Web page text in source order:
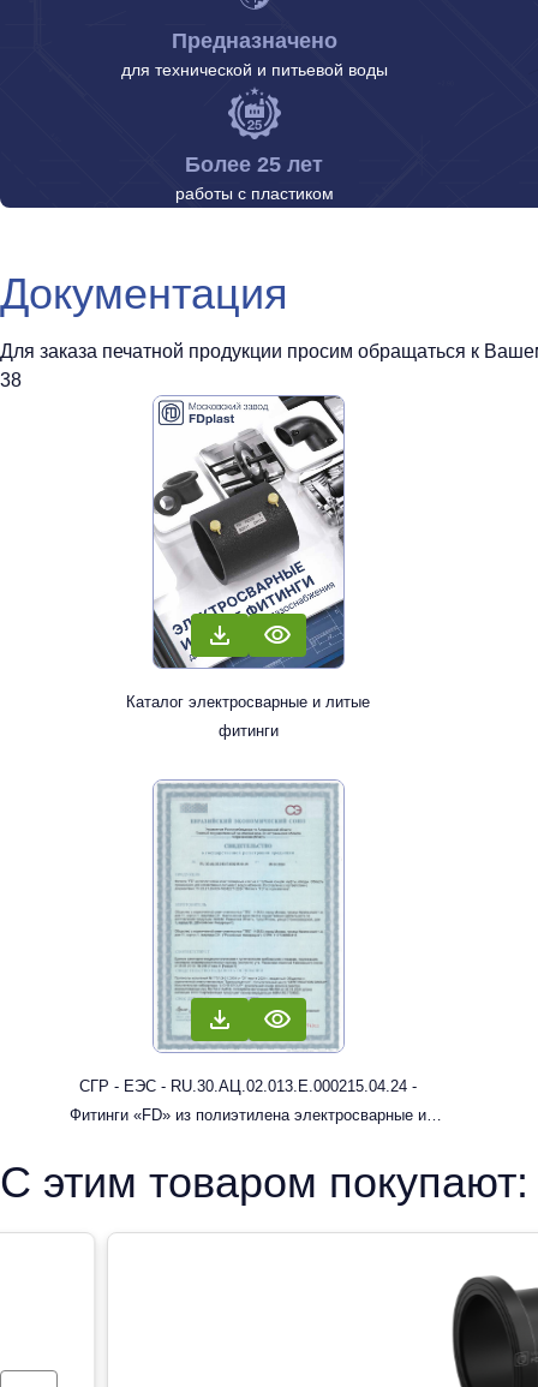
Предназначено
для технической и питьевой воды
Более 25 лет
работы с пластиком
Документация
Для заказа печатной продукции просим обращаться к
38
Каталог электросварные и литые
фитинги
СГР - ЕЭС - RU.30.АЦ.02.013.Е.000215.04.24 -
Фитинги «FD» из полиэтилена электросварные и
С этим товаром покупают: